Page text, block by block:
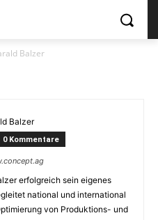
Balzer
0 Kommentare
erfolgreich sein eigenes
national und international
von Produktions- und